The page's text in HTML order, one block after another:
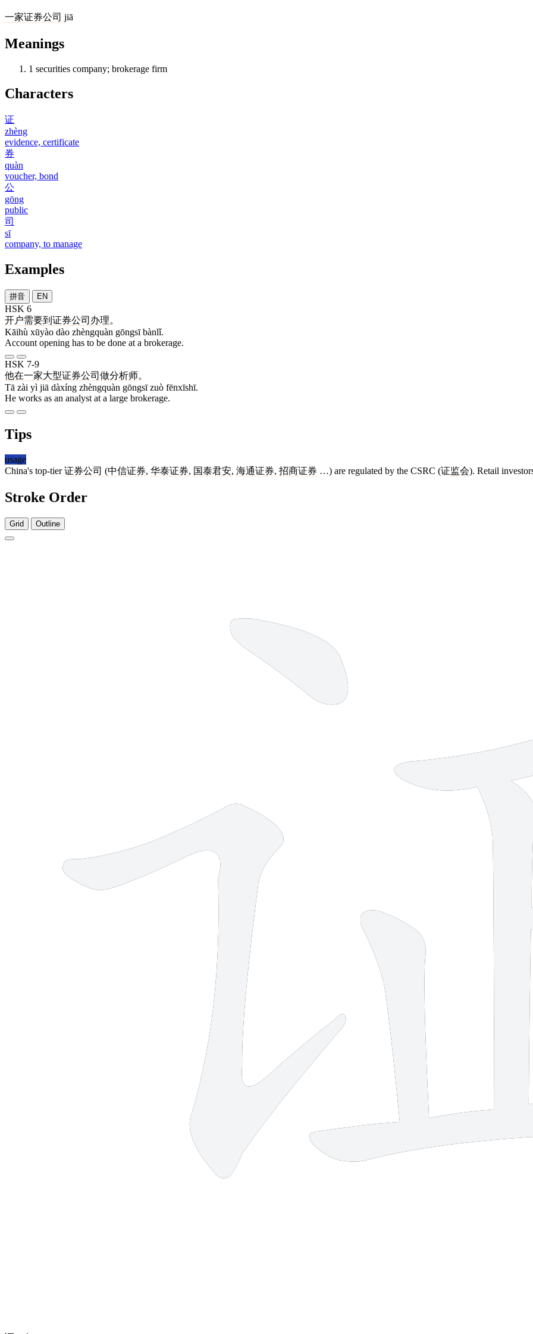
一家证券公司 jiā
Meanings
1 securities company; brokerage firm
Characters
证
zhèng
evidence, certificate
券
quàn
voucher, bond
公
gōng
public
司
sī
company, to manage
Examples
拼音 EN
HSK 6
开户需要到 证券公司 办理。
Kāihù xūyào dào zhèngquàn gōngsī bànlǐ.
Account opening has to be done at a brokerage.
HSK 7-9
他在一家大型证券公司 做分析师。
Tā zài yì jiā dàxíng zhèngquàn gōngsī zuò fēnxīshī.
He works as an analyst at a large brokerage.
Tips
usage
China's top-tier证券公司 (中信证券, 华泰证券, 国泰君安, 海通证券, 招商证券 …) are regulated by the CSRC (证监会). Retail
Stroke Order
Grid Outline